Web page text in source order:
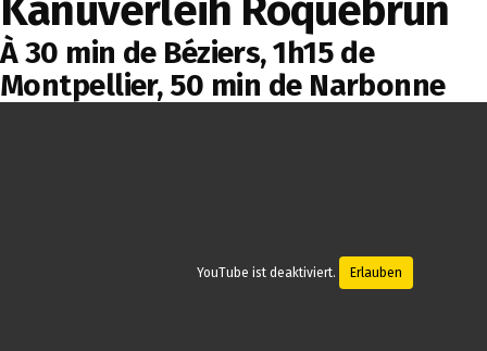
Kanuverleih Roquebrun
À 30 min de Béziers, 1h15 de
Montpellier, 50 min de Narbonne
YouTube ist deaktiviert. Erlauben